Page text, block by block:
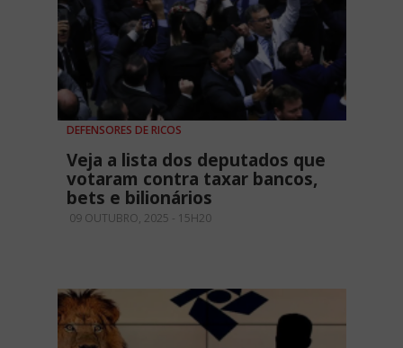
DEFENSORES DE RICOS
Veja a lista dos deputados que
votaram contra taxar bancos,
bets e bilionários
09 OUTUBRO, 2025 - 15H20